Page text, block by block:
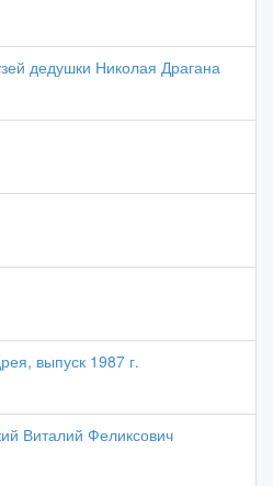
дедушки Николая Драгана
выпуск 1987 г.
Виталий Феликсович